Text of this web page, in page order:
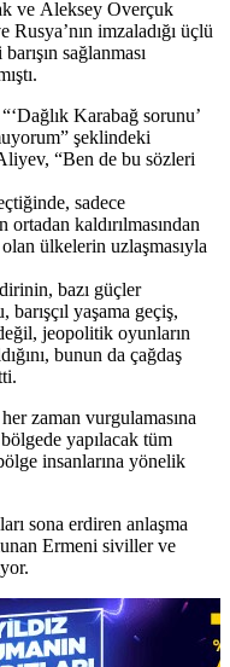
ve Aleksey Overçuk
imzaladığı üçlü
sağlanması
Karabağ sorunu’
şeklindeki
“Ben de bu sözleri
sadece
ortadan kaldırılmasından
ülkelerin uzlaşmasıyla
bazı güçler
yaşama geçiş,
jeopolitik oyunların
bunun da çağdaş
zaman vurgulamasına
yapılacak tüm
insanlarına yönelik
sona erdiren anlaşma
Ermeni siviller ve